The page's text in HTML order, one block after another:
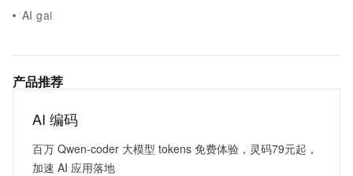
AI gai
产品推荐
AI 编码
百万 Qwen-coder 大模型 tokens 免费体验，灵码79元起，
加速 AI 应用落地